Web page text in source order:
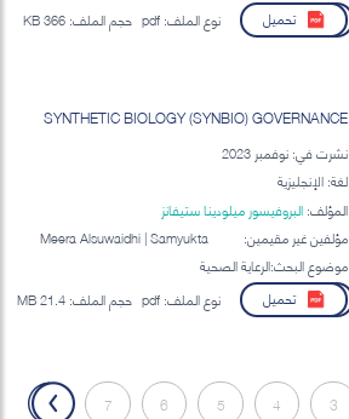
تحميل
نوع الملف: حجم الملف:
SYNTHETIC BIOLOGY (SYNBIO) GOVERNANCE
نشرت في: نوفمبر 2023
لغة: الإنجليزية
المؤلف: البروفيسور ميلودينا ستيفانز
مؤلفين غير مقيمين:
Meera Alsuwaidhi | Samyukta
Srinivasan | Khawla Al Hajaj |
Amal Alahmadi | Brett Bunting
موضوع البحث:الرعاية الصحية
تحميل
نوع الملف: حجم الملف:
3
4
5
6
7
»